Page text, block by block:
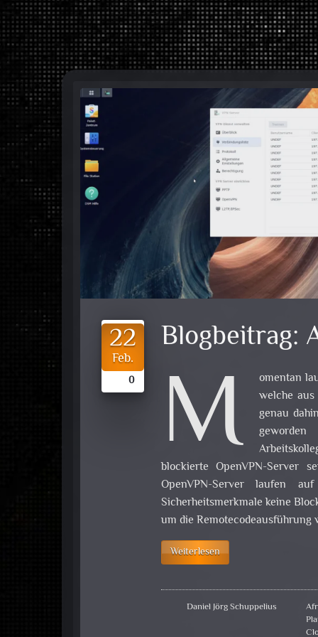
22
Feb.
0
Blogbeitrag:
M
omentan
welche
genau
blockierte OpenVPN-Server
OpenVPN-Server laufen
Sicherheitsmerkmale keine
um die
Weiterlesen
Daniel Jörg Schuppelius